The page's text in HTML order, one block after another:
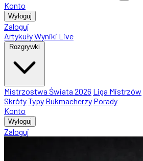
Konto
Wyloguj
Zaloguj
ArtykułyWyniki Live
Rozgrywki
Mistrzostwa Świata 2026 Liga Mistrzów
SkrótyTypy Bukmacherzy Porady
Konto
Wyloguj
Zaloguj